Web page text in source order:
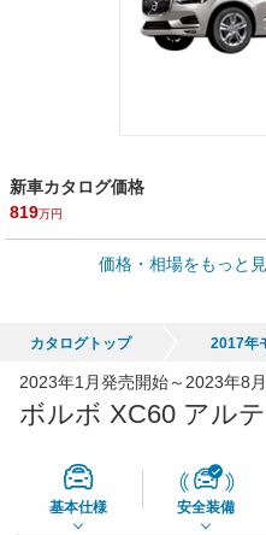
新車カタログ価格
819万円
車買取価格 *
73,850円
価格・相場をもっと
カタログトップ 2017年
2023年1月発売開始～2023年8
ボルボ XC60 アル
基本仕様 安全装備